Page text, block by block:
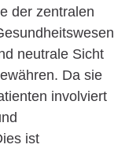
der zentralen
neutrale Sicht
Da sie
involviert
ist